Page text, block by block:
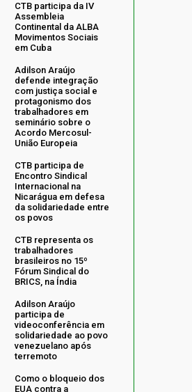
CTB participa da IV
Assembleia
Continental da ALBA
Movimentos Sociais
em Cuba
Adilson Araújo
defende integração
com justiça social e
protagonismo dos
trabalhadores em
seminário sobre o
Acordo Mercosul-
União Europeia
CTB participa de
Encontro Sindical
Internacional na
Nicarágua em defesa
da solidariedade entre
os povos
CTB representa os
trabalhadores
brasileiros no 15º
Fórum Sindical do
BRICS, na Índia
Adilson Araújo
participa de
videoconferência em
solidariedade ao povo
venezuelano após
terremoto
Como o bloqueio dos
EUA contra a